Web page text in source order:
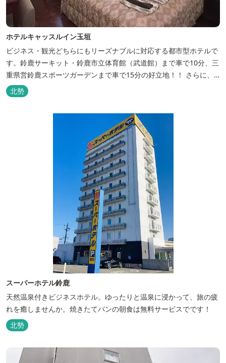
ホテルキャッスルイン玉垣
ビジネス・観光どちらにもリーズナブルに対応する都市型ホテルで
す。鈴鹿サーキット・鈴鹿市立体育館（武道館）まで車で10分、三
重県営鈴鹿スポーツガーデンまで車で15分の好立地！！ さらに、
全檜造り貸切風呂や各種サービスでお待ち致しております。
北勢
スーパーホテル鈴鹿
天然温泉付きビジネスホテル。ゆったりと温泉に浸かって、旅の疲
れを癒しませんか。焼きたてパンの朝食は無料サービスでです！
北勢